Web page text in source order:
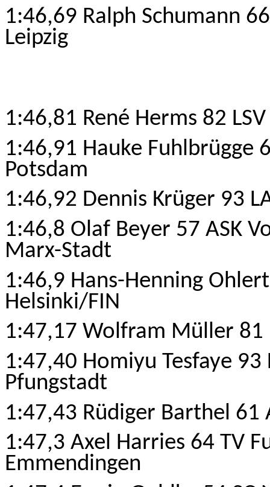
1:46,69 Ralph Schumann
Leipzig
1:46,81 René Herms 82
1:46,91 Hauke Fuhlbrügge
Potsdam
1:46,92 Dennis Krüger 93
1:46,8 Olaf Beyer 57 ASK
Marx-Stadt
1:46,9 Hans-Henning
Helsinki/FIN
1:47,17 Wolfram Müller 81
1:47,40 Homiyu Tesfaye
Pfungstadt
1:47,43 Rüdiger Barthel 61
1:47,3 Axel Harries 64 TV
Emmendingen